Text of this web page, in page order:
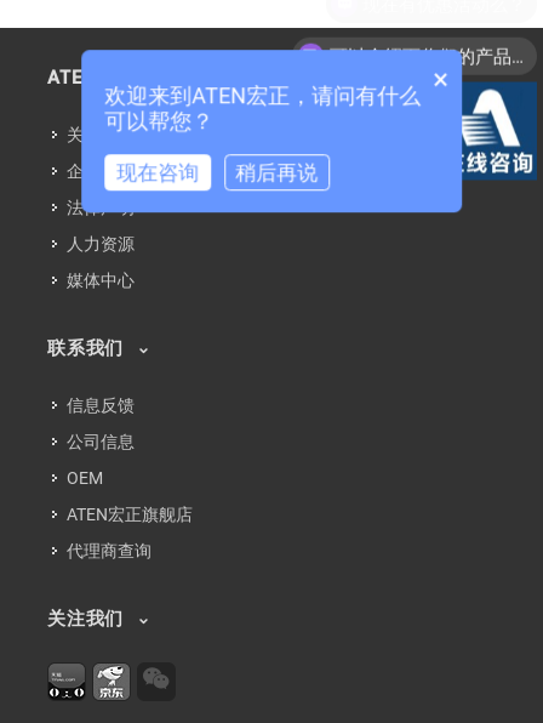
ATEN信息
关于ATEN
企业社会责任
法律声明
人力资源
媒体中心
联系我们
信息反馈
公司信息
OEM
ATEN宏正旗舰店
代理商查询
关注我们
可以介绍下你们的产品么？
×
欢迎来到ATEN宏正，请问有什么
可以帮您？
现在咨询 稍后再说